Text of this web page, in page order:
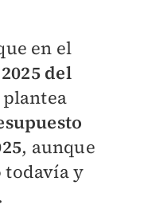
en el
del
plantea
, aunque
todavía y